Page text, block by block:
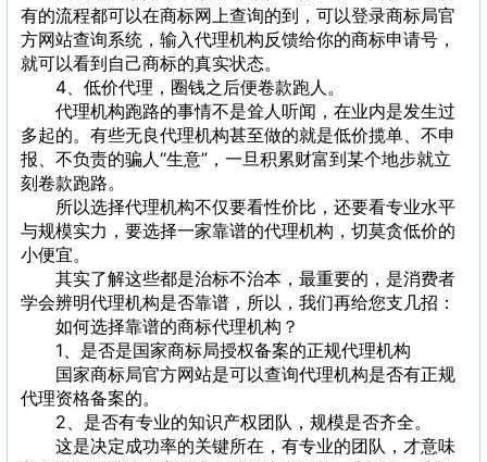
有的流程都可以在商标网上查询的到，可以登录商标局官
方网站查询系统，输入代理机构反馈给你的商标申请号，
就可以看到自己商标的真实状态。
4、低价代理，圈钱之后便卷款跑人。
代理机构跑路的事情不是耸人听闻，在业内是发生过
多起的。有些无良代理机构甚至做的就是低价揽单、不申
报、不负责的骗人“生意”，一旦积累财富到某个地步就立
刻卷款跑路。
所以选择代理机构不仅要看性价比，还要看专业水平
与规模实力，要选择一家靠谱的代理机构，切莫贪低价的
小便宜。
其实了解这些都是治标不治本，最重要的，是消费者
学会辨明代理机构是否靠谱，所以，我们再给您支几招：
如何选择靠谱的商标代理机构？
1、是否是国家商标局授权备案的正规代理机构
国家商标局官方网站是可以查询代理机构是否有正规
代理资格备案的。
2、是否有专业的知识产权团队，规模是否齐全。
这是决定成功率的关键所在，有专业的团队，才意味